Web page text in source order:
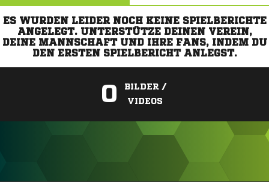
ES WURDEN LEIDER NOCH KEINE SPIELBERICHTE
ANGELEGT. UNTERSTÜTZE DEINEN VEREIN,
DEINE MANNSCHAFT UND IHRE FANS, INDEM DU
DEN ERSTEN SPIELBERICHT ANLEGST.
0
BILDER /
VIDEOS